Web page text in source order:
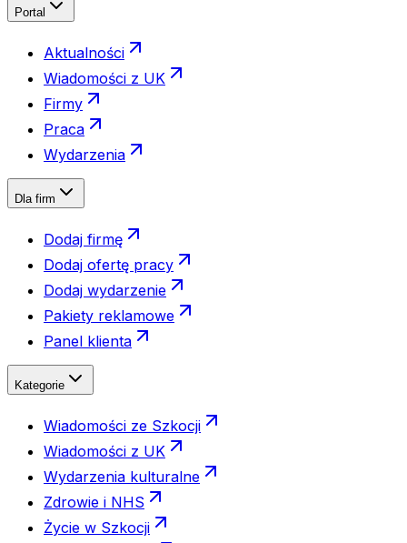
Portal
Aktualności
Wiadomości z UK
Firmy
Praca
Wydarzenia
Dla firm
Dodaj firmę
Dodaj ofertę pracy
Dodaj wydarzenie
Pakiety reklamowe
Panel klienta
Kategorie
Wiadomości ze Szkocji
Wiadomości z UK
Wydarzenia kulturalne
Zdrowie i NHS
Życie w Szkocji